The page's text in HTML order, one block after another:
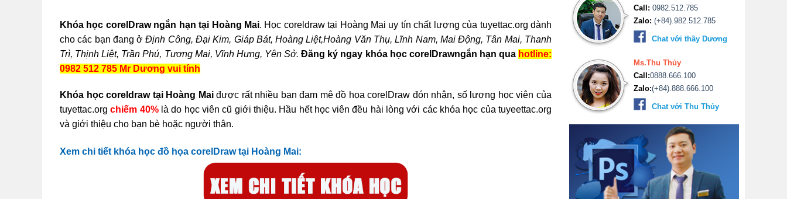
Khóa học corelDraw ngắn hạn tại Hoàng Mai. Học coreldraw tại Hoàng Mai uy tín chất lượng của tuyettac.org dành
cho các bạn đang ở Định Công, Đại Kim, Giáp Bát, Hoàng Liệt,Hoàng Văn Thụ, Lĩnh Nam, Mai Động, Tân Mai, Thanh
Trì, Thịnh Liệt, Trần Phú, Tương Mai, Vĩnh Hưng, Yên Sở. Đăng ký ngay khóa học corelDrawngắn hạn qua hotline:
0982 512 785 Mr Dương vui tính
Khóa học coreldraw tại Hoàng Maiđược rất nhiều bạn đam mê đồ họa corelDraw đón nhận, số lượng học viên của
tuyettac.orgchiếm 40% là do học viên cũ giới thiệu. Hầu hết học viên đều hài lòng với các khóa học của tuyeettac.org
và giới thiệu cho bạn bè hoặc người thân.
Xem chi tiết khóa học đồ họa corelDraw tại Hoàng Mai:
Call: 0982.512.785
Zalo: (+84).982.512.785
Chat với thầy Dương
Ms.Thu Thủy
Call:0888.666.100
Zalo:(+84).888.666.100
Chat với Thu Thủy